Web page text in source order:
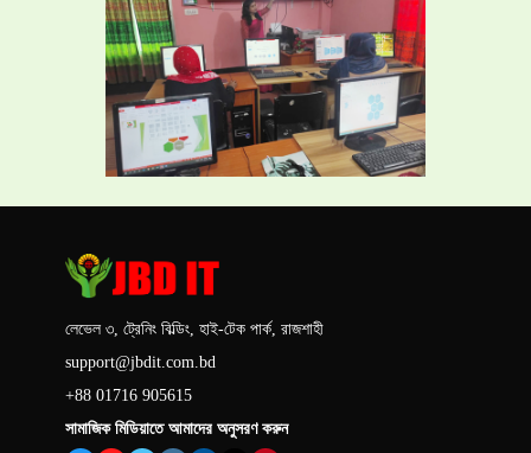
লেভেল ৩, ট্রেনিং বিল্ডিং, হাই-টেক পার্ক, রাজশাহী
support@jbdit.com.bd
+88 01716 905615
সামাজিক মিডিয়াতে আমাদের অনুসরণ করুন